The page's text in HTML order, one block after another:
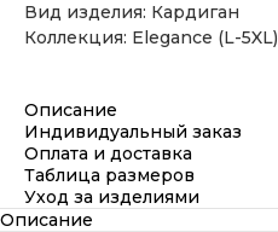
Вид изделия: Кардиган
Коллекция: Elegance (L-5XL)
Описание
Индивидуальный заказ
Оплата и доставка
Таблица размеров
Уход за изделиями
Описание